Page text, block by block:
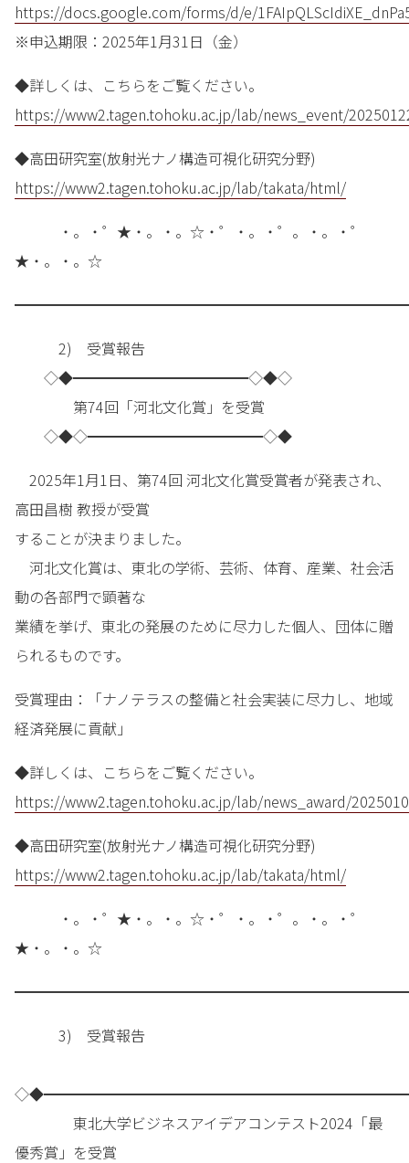
https://docs.google.com/forms/d/e/
※申込期限：2025年1月31日（金）
◆詳しくは、こちらをご覧ください。
https://www2.tagen.tohoku.ac.jp/lab/news_event/
◆高田研究室(放射光ナノ構造可視化研究分野)
https://www2.tagen.tohoku.ac.jp/lab/takata/html/
・。・゜★・。・。☆・゜・。・゜。・。・゜
★・。・。☆
2) 受賞報告
◇◆━━━━━━━━━━━━◇◆◇
第74回「河北文化賞」を受賞
◇◆◇━━━━━━━━━━━━◇◆
2025年1月1日、第74回 河北文化賞受賞者が発表され、
高田昌樹 教授が受賞
することが決まりました。
河北文化賞は、東北の学術、芸術、体育、産業、社会活
動の各部門で顕著な
業績を挙げ、東北の発展のために尽力した個人、団体に贈
られるものです。
受賞理由：「ナノテラスの整備と社会実装に尽力し、地域
経済発展に貢献」
◆詳しくは、こちらをご覧ください。
https://www2.tagen.tohoku.ac.jp/lab/news_award/
◆高田研究室(放射光ナノ構造可視化研究分野)
https://www2.tagen.tohoku.ac.jp/lab/takata/html/
・。・゜★・。・。☆・゜・。・゜。・。・゜
★・。・。☆
3) 受賞報告
東北大学ビジネスアイデアコンテスト2024「最
優秀賞」を受賞